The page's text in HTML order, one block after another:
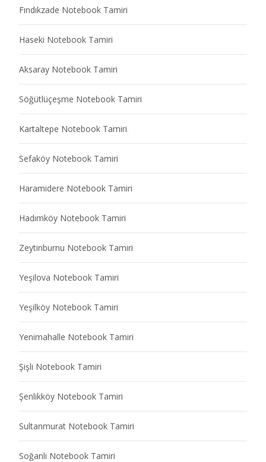
Fındıkzade Notebook Tamiri
Haseki Notebook Tamiri
Aksaray Notebook Tamiri
Söğütlüçeşme Notebook Tamiri
Kartaltepe Notebook Tamiri
Sefaköy Notebook Tamiri
Haramidere Notebook Tamiri
Hadımköy Notebook Tamiri
Zeytinburnu Notebook Tamiri
Yeşilova Notebook Tamiri
Yeşilköy Notebook Tamiri
Yenimahalle Notebook Tamiri
Şişli Notebook Tamiri
Şenlikköy Notebook Tamiri
Sultanmurat Notebook Tamiri
Soğanlı Notebook Tamiri